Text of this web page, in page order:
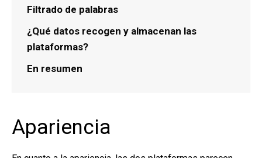
Filtrado de palabras
¿Qué datos recogen y almacenan las
plataformas?
En resumen
Apariencia